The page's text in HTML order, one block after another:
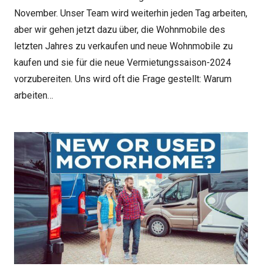
November. Unser Team wird weiterhin jeden Tag arbeiten,
aber wir gehen jetzt dazu über, die Wohnmobile des
letzten Jahres zu verkaufen und neue Wohnmobile zu
kaufen und sie für die neue Vermietungssaison-2024
vorzubereiten. Uns wird oft die Frage gestellt: Warum
arbeiten…